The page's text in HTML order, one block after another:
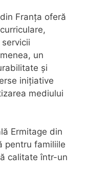
Franța oferă
un
și
inițiative
mediului
Ermitage din
pentru familiile
calitate într-un